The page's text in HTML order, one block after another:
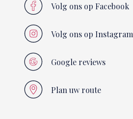
Volg ons op Facebook
Volg ons op Instagram
Google reviews
Plan uw route